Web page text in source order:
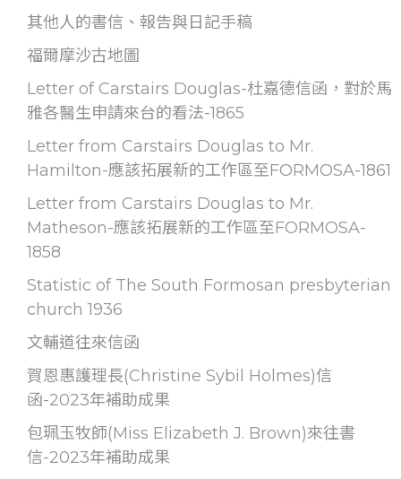
其他人的書信、報告與日記手稿
福爾摩沙古地圖
Letter of Carstairs Douglas-杜嘉德信函，對於馬
雅各醫生申請來台的看法-1865
Letter from Carstairs Douglas to Mr.
Hamilton-應該拓展新的工作區至FORMOSA-1861
Letter from Carstairs Douglas to Mr.
Matheson-應該拓展新的工作區至FORMOSA-
1858
Statistic of The South Formosan presbyterian
church 1936
文輔道往來信函
賀恩惠護理長(Christine Sybil Holmes)信
函-2023年補助成果
包珮玉牧師(Miss Elizabeth J. Brown)來往書
信-2023年補助成果